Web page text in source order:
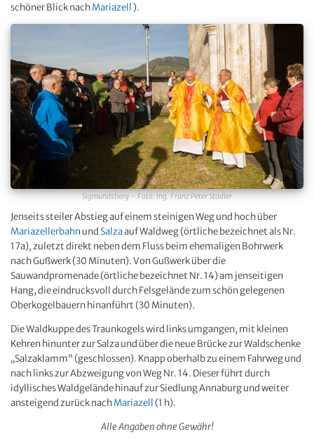
schöner Blick nachMariazell).
Sigmundsberg – Foto: Ing. Franz Peter Stadler
Jenseits steiler Abstieg auf einem steinigen Weg und hoch über
Mariazellerbahnund Salzaauf Waldweg (örtliche bezeichnet als Nr.
17a), zuletzt direkt neben dem Fluss beim ehemaligen Bohrwerk
nach Gußwerk (30 Minuten). Von Gußwerk über die
Sauwandpromenade (örtliche bezeichnet Nr. 14) am jenseitigen
Hang, die eindrucksvoll durch Felsgelände zum schön gelegenen
Oberkogelbauern hinanführt (30 Minuten).
Die Waldkuppe des Traunkogels wird links umgangen, mit kleinen
Kehren hinunter zur Salza und über die neue Brücke zur Waldschenke
„Salzaklamm“ (geschlossen). Knapp oberhalb zu einem Fahrweg und
nach links zur Abzweigung von Weg Nr. 14. Dieser führt durch
idyllisches Waldgelände hinauf zur Siedlung Annaburg und weiter
ansteigend zurück nachMariazell (1 h).
Alle Angaben ohne Gewähr!